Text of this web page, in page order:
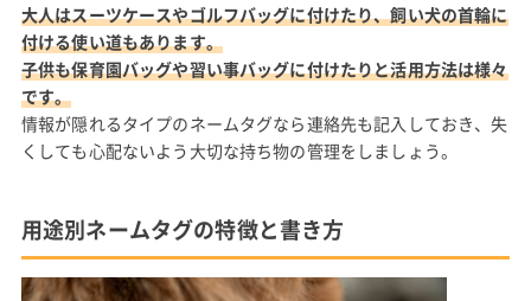
大人はスーツケースやゴルフバッグに付けたり、飼い犬の首輪に
付ける使い道もあります。
子供も保育園バッグや習い事バッグに付けたりと活用方法は様々
です。
情報が隠れるタイプのネームタグなら連絡先も記入しておき、失
くしても心配ないよう大切な持ち物の管理をしましょう。
用途別ネームタグの特徴と書き方